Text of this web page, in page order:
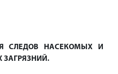
СЛЕДОВ НАСЕКОМЫХ И
ЗАГРЯЗНИЙ.